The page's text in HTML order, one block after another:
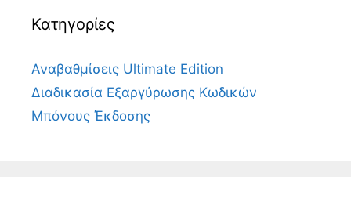
Κατηγορίες
Αναβαθμίσεις Ultimate Edition
Διαδικασία Εξαργύρωσης Κωδικών
Μπόνους Έκδοσης